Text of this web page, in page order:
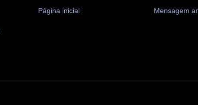
Mensagem
Página inicial